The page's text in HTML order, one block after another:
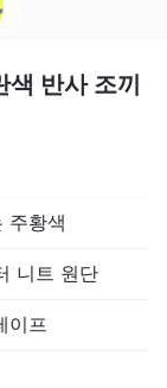
색 반사 조끼
주황색
니트 원단
이프